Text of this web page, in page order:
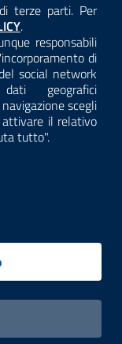
terze parti. Per
.
responsabili
di
social network
geografici
scegli
attivare il relativo
tutto".
al regolamento